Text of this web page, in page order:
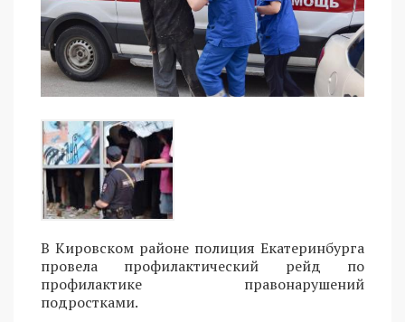
В Кировском районе полиция Екатеринбурга
провела профилактический рейд по
профилактике правонарушений
подростками.